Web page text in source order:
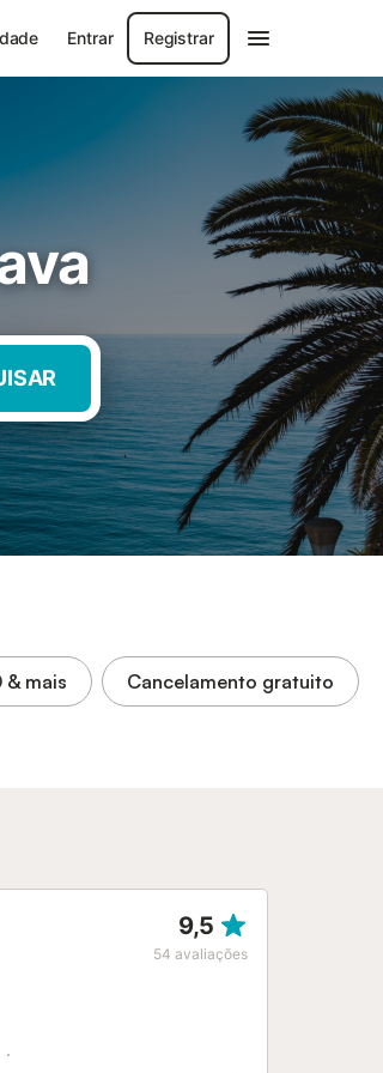
Entrar Registrar
& mais Cancelamento gratuito
9,5
54 avaliações